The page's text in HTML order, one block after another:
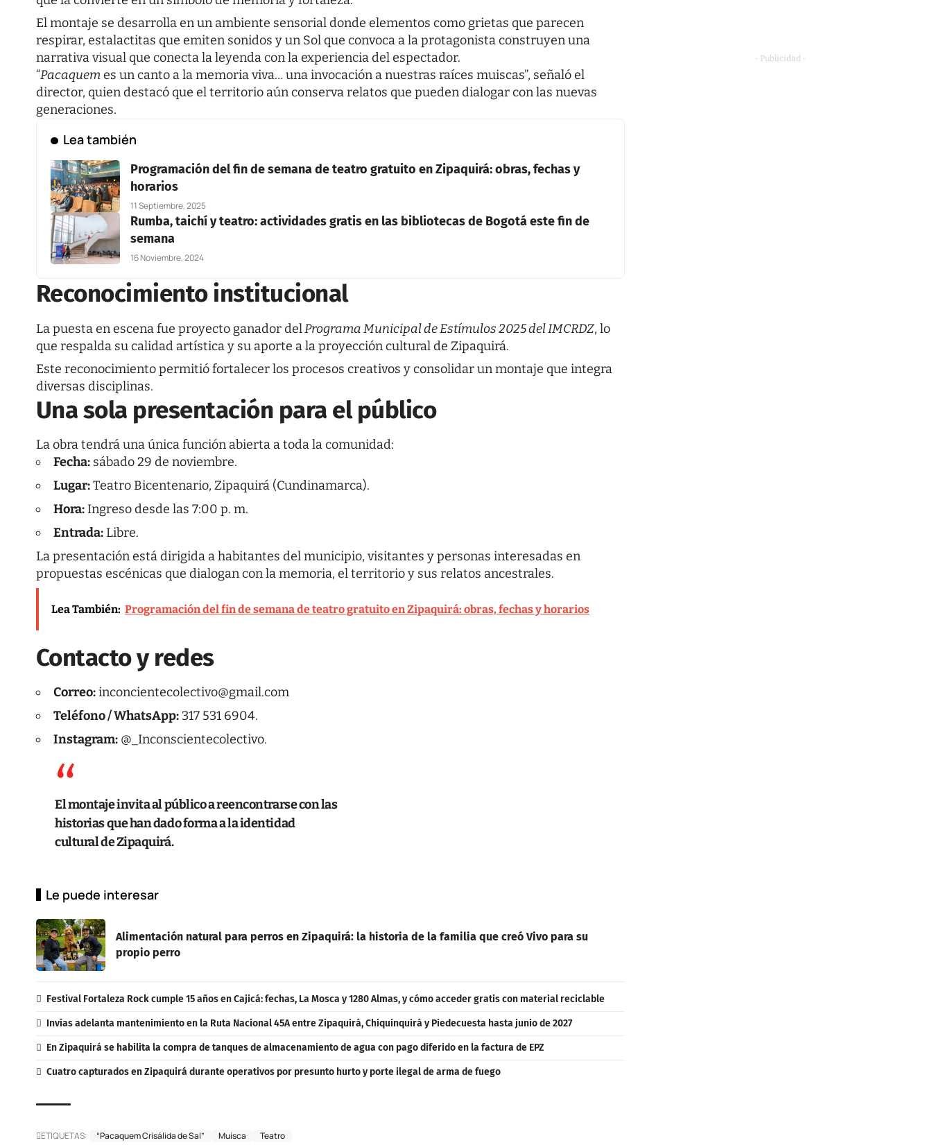
El montaje se desarrolla en un ambiente sensorial donde elementos como grietas que parecen
respirar, estalactitas que emiten sonidos y un Sol que convoca a la protagonista construyen una
narrativa visual que conecta la leyenda con la experiencia del espectador.
“Pacaquemes un canto a la memoria viva… una invocación a nuestras raíces muiscas”, señaló el
director, quien destacó que el territorio aún conserva relatos que pueden dialogar con las nuevas
generaciones.
Lea también
Programación del fin de semana de teatro gratuito en Zipaquirá: obras, fechas y
horarios
11 Septiembre, 2025
Rumba, taichí y teatro: actividades gratis en las bibliotecas de Bogotá este fin de
semana
16 Noviembre, 2024
Reconocimiento institucional
La puesta en escena fue proyecto ganador delPrograma Municipal de Estímulos 2025 del IMCRDZ, lo
que respalda su calidad artística y su aporte a la proyección cultural de Zipaquirá.
Este reconocimiento permitió fortalecer los procesos creativos y consolidar un montaje que integra
diversas disciplinas.
Una sola presentación para el público
La obra tendrá una única función abierta a toda la comunidad:
Fecha: sábado 29 de noviembre.
Lugar:Teatro Bicentenario, Zipaquirá (Cundinamarca).
Hora: Ingreso desde las 7:00 p. m.
Entrada: Libre.
La presentación está dirigida a habitantes del municipio, visitantes y personas interesadas en
propuestas escénicas que dialogan con la memoria, el territorio y sus relatos ancestrales.
Lea También: Programación del fin de semana de teatro gratuito en Zipaquirá: obras, fechas y horarios
Contacto y redes
Correo:inconcientecolectivo@gmail.com
Teléfono / WhatsApp: 317 531 6904.
Instagram: @_Inconscientecolectivo.
El montaje invita al público a reencontrarse con las
historias que han dado forma a la identidad
cultural de Zipaquirá.
Le puede interesar
Alimentación natural para perros en Zipaquirá: la historia de la familia que creó Vivo para su
propio perro
Festival Fortaleza Rock cumple 15 años en Cajicá: fechas, La Mosca y 1280 Almas, y cómo acceder gratis con material reciclable
Invías adelanta mantenimiento en la Ruta Nacional 45A entre Zipaquirá, Chiquinquirá y Piedecuesta hasta junio de 2027
En Zipaquirá se habilita la compra de tanques de almacenamiento de agua con pago diferido en la factura de EPZ
Cuatro capturados en Zipaquirá durante operativos por presunto hurto y porte ilegal de arma de fuego
ETIQUETAS: “Pacaquem Crisálida de Sal” Muisca Teatro
- Publicidad -